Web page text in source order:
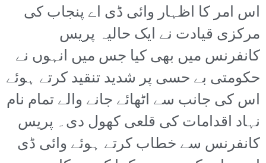
اس امر کا اظہار وائی ڈی اے پنجاب کی
مرکزی قیادت نے ایک حالیہ پریس
کانفرنس میں بھی کیا جس میں انہوں نے
حکومتی بے حسی پر شدید تنقید کرتے ہوئے
اس کی جانب سے اٹھائے جانے والے تمام نام
نہاد اقدامات کی قلعی کھول دی۔ پریس
کانفرنس سے خطاب کرتے ہوئے وائی ڈی